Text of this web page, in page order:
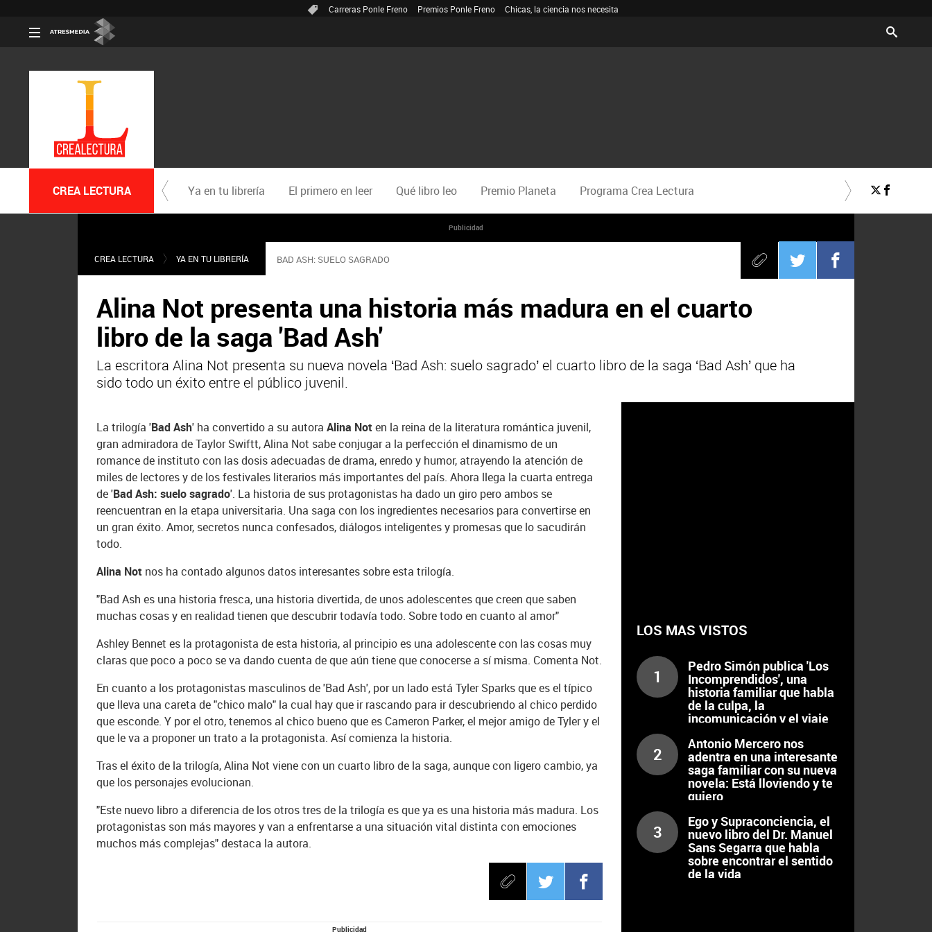
Carreras Ponle Freno Premios Ponle Freno Chicas, la ciencia nos necesita
CREA LECTURA Ya en tu librería El primero en leer Qué libro leo Premio Planeta Programa Crea Lectura
Publicidad
CREA LECTURA YA EN TU LIBRERÍA BAD ASH: SUELO SAGRADO
Alina Not presenta una historia más madura en el cuarto
libro de la saga 'Bad Ash'
La escritora Alina Not presenta su nueva novela ‘Bad Ash: suelo sagrado’ el cuarto libro de la saga ‘Bad Ash’ que ha
sido todo un éxito entre el público juvenil.
La trilogía 'Bad Ash' ha convertido a su autoraAlina Noten la reina de la literatura romántica juvenil,
gran admiradora de Taylor Swiftt, Alina Not sabe conjugar a la perfección el dinamismo de un
romance de instituto con las dosis adecuadas de drama, enredo y humor, atrayendo la atención de
miles de lectores y de los festivales literarios más importantes del país. Ahora llega la cuarta entrega
de 'Bad Ash: suelo sagrado'. La historia de sus protagonistas ha dado un giro pero ambos se
reencuentran en la etapa universitaria. Una saga con los ingredientes necesarios para convertirse en
un gran éxito. Amor, secretos nunca confesados, diálogos inteligentes y promesas que lo sacudirán
todo.
Alina Not nos ha contado algunos datos interesantes sobre esta trilogía.
"Bad Ash es una historia fresca, una historia divertida, de unos adolescentes que creen que saben
muchas cosas y en realidad tienen que descubrir todavía todo. Sobre todo en cuanto al amor"
Ashley Bennet es la protagonista de esta historia, al principio es una adolescente con las cosas muy
claras que poco a poco se va dando cuenta de que aún tiene que conocerse a sí misma. Comenta Not.
En cuanto a los protagonistas masculinos de 'Bad Ash', por un lado está Tyler Sparks que es el típico
que lleva una careta de "chico malo" la cual hay que ir rascando para ir descubriendo al chico perdido
que esconde. Y por el otro, tenemos al chico bueno que es Cameron Parker, el mejor amigo de Tyler y el
que le va a proponer un trato a la protagonista. Así comienza la historia.
Tras el éxito de la trilogía, Alina Not viene con un cuarto libro de la saga, aunque con ligero cambio, ya
que los personajes evolucionan.
"Este nuevo libro a diferencia de los otros tres de la trilogía es que ya es una historia más madura. Los
protagonistas son más mayores y van a enfrentarse a una situación vital distinta con emociones
muchos más complejas" destaca la autora.
Publicidad
LOS MAS VISTOS
1
Pedro Simón publica 'Los
Incomprendidos', una
historia familiar que habla
de la culpa, la
incomunicación y el viaje
2
Antonio Mercero nos
adentra en una interesante
saga familiar con su nueva
novela: Está lloviendo y te
quiero
3
Ego y Supraconciencia, el
nuevo libro del Dr. Manuel
Sans Segarra que habla
sobre encontrar el sentido
de la vida